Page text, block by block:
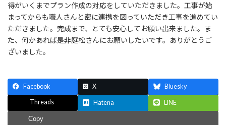
得がいくまでプラン作成の対応をしていただきました。工事が始
まってからも職人さんと密に連携を図っていただき工事を進めてい
ただきました。完成まで、とても安心してお願い出来ました。ま
た、何かあれば是非庭松さんにお願いしたいです。ありがとうご
ざいました。
Facebook X Bluesky
Threads Hatena LINE
Copy